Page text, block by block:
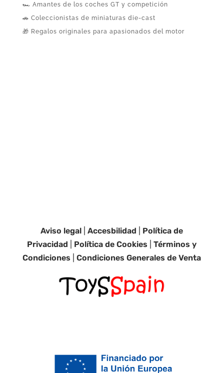
🏎️ Amantes de los coches GT y competición
🚗 Coleccionistas de miniaturas die-cast
🎁 Regalos originales para apasionados del motor
Aviso legal |Accesbilidad
Política de
Privacidad
Política de Cookies |Términos y
Condiciones |Condiciones Generales de Venta